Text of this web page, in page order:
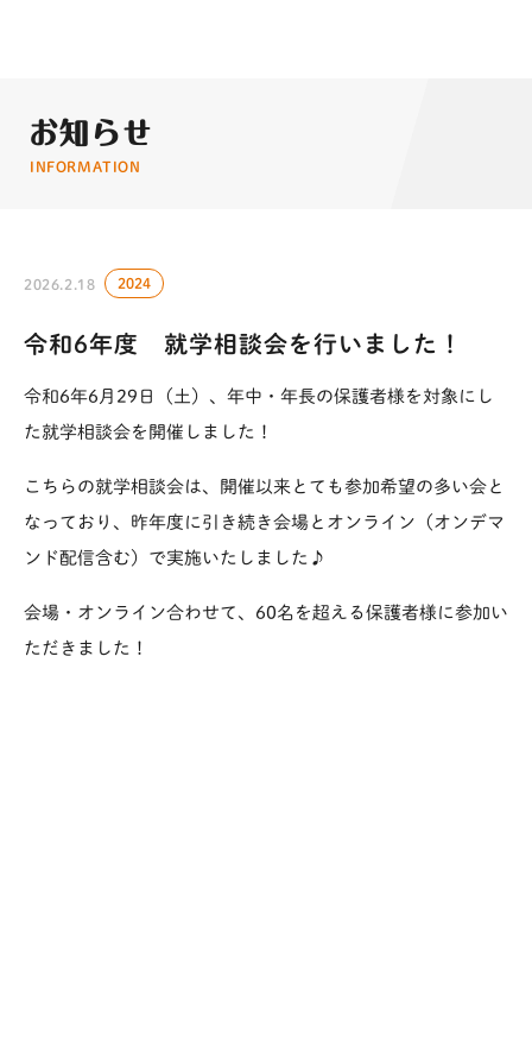
お知らせ
INFORMATION
2026.2.18 2024
令和6年度 就学相談会を行いました！
令和6年6月29日（土）、年中・年長の保護者様を対象にし
た 就学相談会を開催しました！
こちらの就学相談会は、開催以来とても参加希望の多い会と
なっており、昨年度に引き続き会場とオンライン（オンデマ
ンド配信含む）で実施いたしました♪
会場・オンライン合わせて、60名を超える保護者様に参加い
ただきました！